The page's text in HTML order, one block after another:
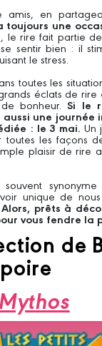
amis, en
toujours une
le rire fait partie
sentir bien : il
le stress.
toutes les
éclats de rire
de bonheur.Si le
une journée
: le 3 mai. Un
les façons
plaisir de rire
unique de
Alors, prêts à
vous fendre la
de